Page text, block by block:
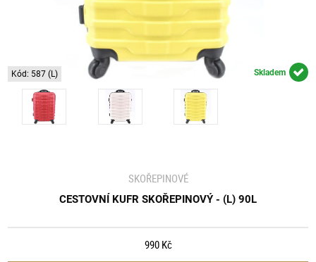
Kód: 587 (L) Skladem
SKOŘEPINOVÉ
CESTOVNÍ KUFR SKOŘEPINOVÝ - (L) 90L
990 Kč